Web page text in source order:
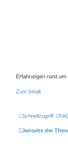
Erfahrungen rund um
Zum Inhalt
Schnellzugriff
Jenseits der